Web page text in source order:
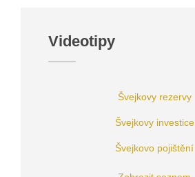
Videotipy
Švejkovy rezervy
Švejkovy investice
Švejkovo pojištění